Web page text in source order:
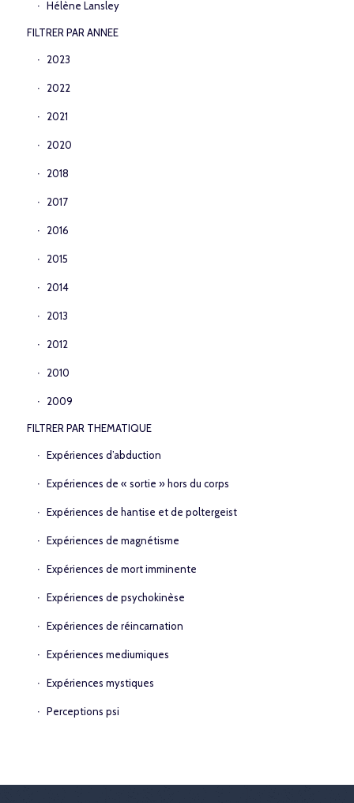
Hélène Lansley
FILTRER PAR ANNEE
2023
2022
2021
2020
2018
2017
2016
2015
2014
2013
2012
2010
2009
FILTRER PAR THEMATIQUE
Expériences d’abduction
Expériences de « sortie » hors du corps
Expériences de hantise et de poltergeist
Expériences de magnétisme
Expériences de mort imminente
Expériences de psychokinèse
Expériences de réincarnation
Expériences mediumiques
Expériences mystiques
Perceptions psi